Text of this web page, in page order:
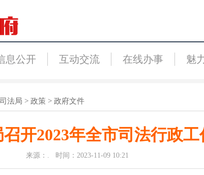
息公开 互动交流 在线办事 魅
法局 > 政策> 政府文件
开2023年全市司法行政工
来源：. 时间：2023-11-09 10:21